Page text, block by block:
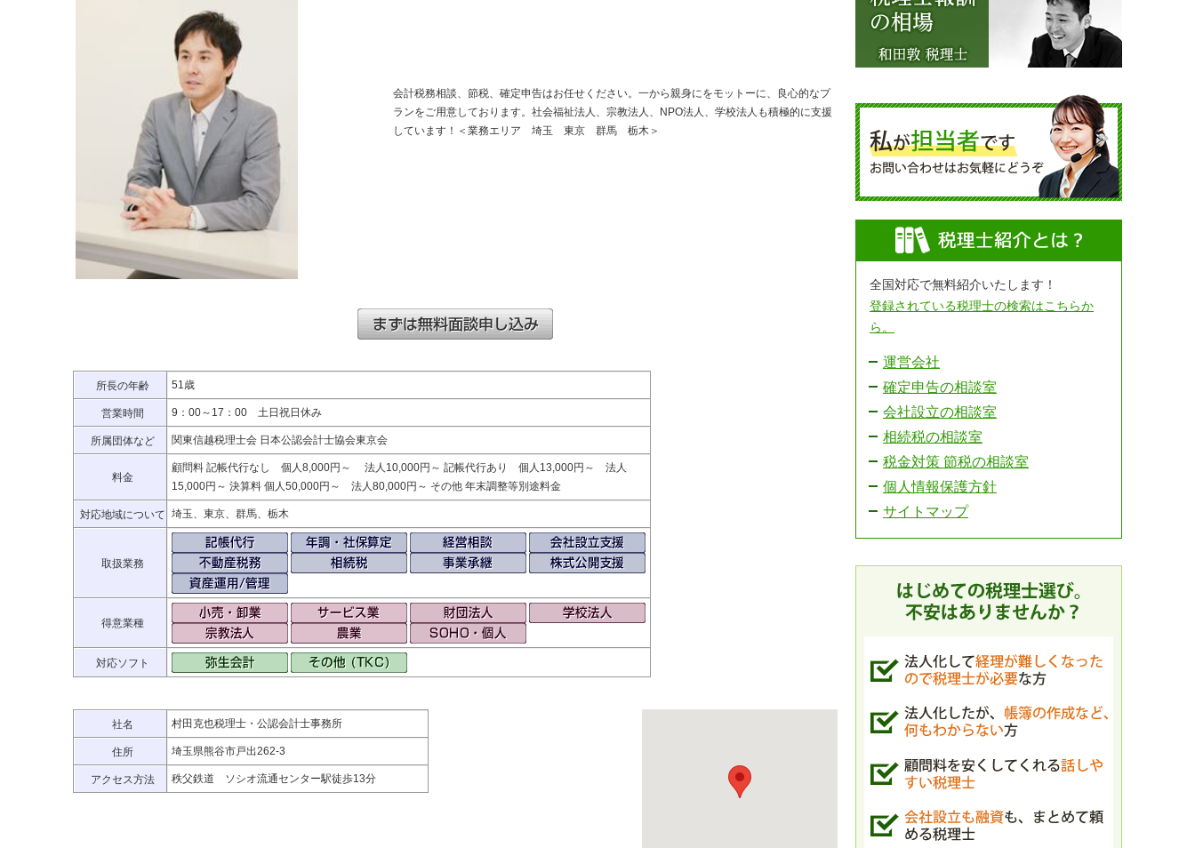
会計税務相談、節税、確定申告はお任せください。一から親身にをモットーに、良心的なプ
ランをご用意しております。社会福祉法人、宗教法人、NPO法人、学校法人も積極的に支援
しています！＜業務エリア 埼玉 東京 群馬 栃木＞
所長の年齢 51歳
営業時間 9：00～17：00 土日祝日休み
所属団体など 関東信越税理士会 日本公認会計士協会東京会
料金
顧問料 記帳代行なし 個人8,000円～ 法人10,000円～ 記帳代行あり 個人13,000円～ 法人
15,000円～ 決算料 個人50,000円～ 法人80,000円～ その他 年末調整等別途料金
対応地域について 埼玉、東京、群馬、栃木
取扱業務
得意業種
対応ソフト
社名 村田克也税理士・公認会計士事務所
住所 埼玉県熊谷市戸出262-3
アクセス方法 秩父鉄道 ソシオ流通センター駅徒歩13分
全国対応で無料紹介いたします！
登録されている税理士の検索はこちらか
ら。
運営会社
確定申告の相談室
会社設立の相談室
相続税の相談室
税金対策 節税の相談室
個人情報保護方針
サイトマップ